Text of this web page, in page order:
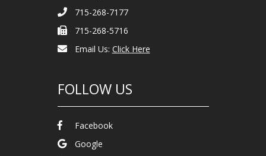
715-268-7177
715-268-5716
Email Us: Click Here
FOLLOW US
Facebook
Google